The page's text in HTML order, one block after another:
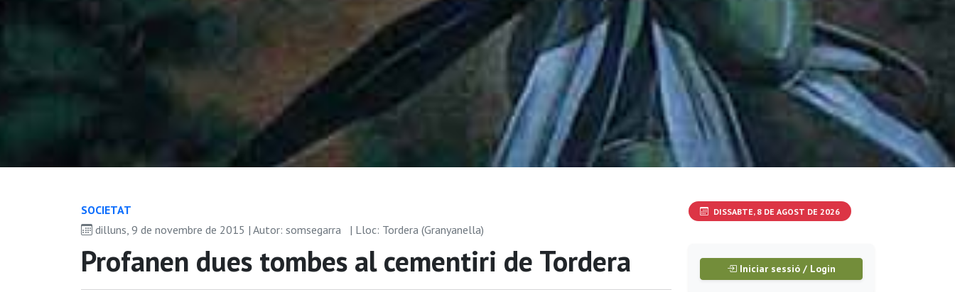
SOCIETAT
dilluns, 9 de novembre de 2015 | Autor: somsegarra
| Lloc: Tordera (Granyanella)
Profanen dues tombes al cementiri de Tordera
DISSABTE, 8 DE AGOST DE 2026
Iniciar sessió / Login